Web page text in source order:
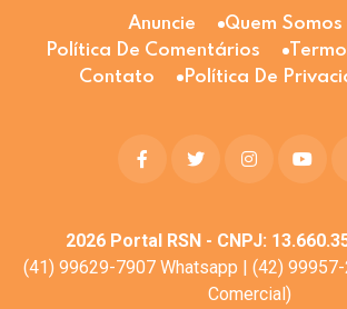
Anuncie
Quem Somos
Política De Comentários
Contato
Política De
2026Portal RSN - CNPJ:
(41) 99629-7907 Whatsapp | (42)
Comercial)